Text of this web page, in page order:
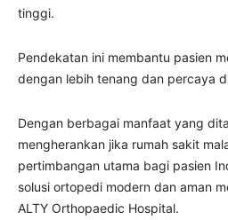
tinggi.
Pendekatan ini membantu pasien
dengan lebih tenang dan percaya
Dengan berbagai manfaat yang
mengherankan jika rumah sakit
pertimbangan utama bagi pasien
solusi ortopedi modern dan aman
ALTY Orthopaedic Hospital.